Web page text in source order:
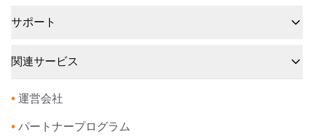
サポート
関連サービス
• 運営会社
• パートナープログラム